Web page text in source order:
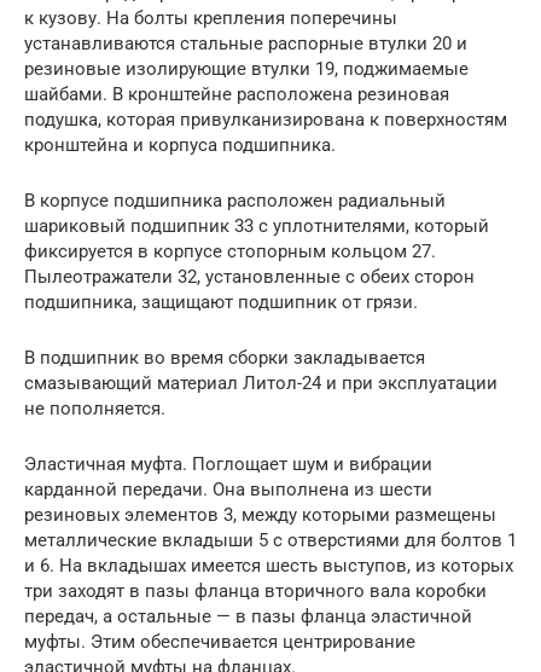
к кузову. На болты крепления поперечины
устанавливаются стальные распорные втулки 20 и
резиновые изолирующие втулки 19, поджимаемые
шайбами. В кронштейне расположена резиновая
подушка, которая привулканизирована к поверхностям
кронштейна и корпуса подшипника.
В корпусе подшипника расположен радиальный
шариковый подшипник 33 с уплотнителями, который
фиксируется в корпусе стопорным кольцом 27.
Пылеотражатели 32, установленные с обеих сторон
подшипника, защищают подшипник от грязи.
В подшипник во время сборки закладывается
смазывающий материал Литол-24 и при эксплуатации
не пополняется.
Эластичная муфта. Поглощает шум и вибрации
карданной передачи. Она выполнена из шести
резиновых элементов 3, между которыми размещены
металлические вкладыши 5 с отверстиями для болтов 1
и 6. На вкладышах имеется шесть выступов, из которых
три заходят в пазы фланца вторичного вала коробки
передач, а остальные — в пазы фланца эластичной
муфты. Этим обеспечивается центрирование
эластичной муфты на фланцах.